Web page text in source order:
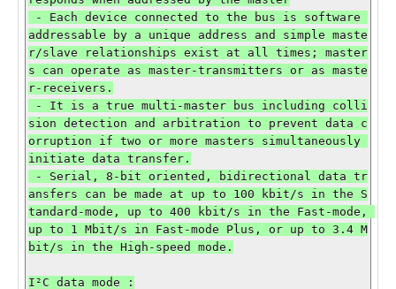
addressable by a unique address and simple maste
r/slave relationships exist at all times; master
s can operate as master-transmitters or as maste
r-receivers.
sion detection and arbitration to prevent data c
orruption if two or more masters simultaneously
initiate data transfer.
ansfers can be made at up to 100 kbit/s in the S
tandard-mode, up to 400 kbit/s in the Fast-mode,
up to 1 Mbit/s in Fast-mode Plus, or up to 3.4 M
bit/s in the High-speed mode.
I²C data mode :